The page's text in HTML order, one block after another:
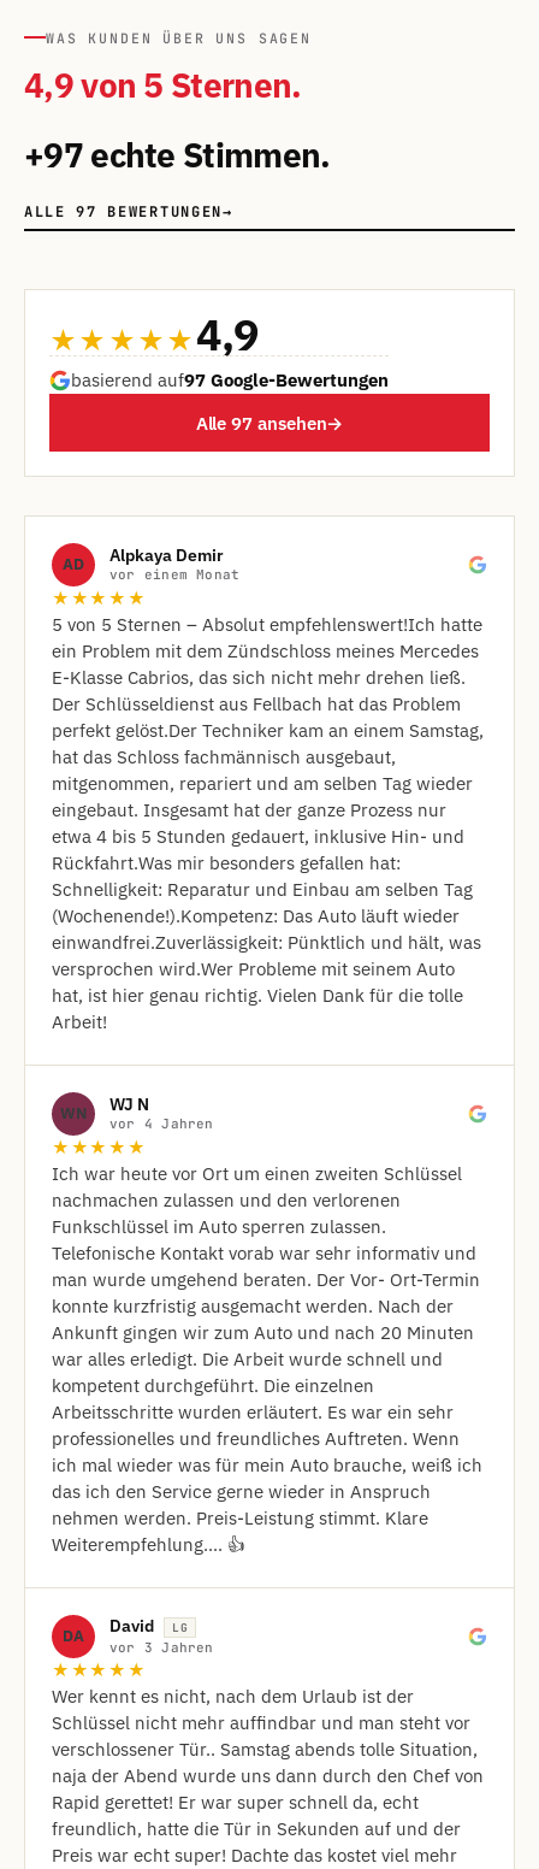
WAS KUNDEN ÜBER UNS SAGEN
4,9 von 5 Sternen.
+97 echte Stimmen.
ALLE 97 BEWERTUNGEN→
★★★★★4,9
basierend auf97 Google-Bewertungen
Alle 97 ansehen→
AD Alpkaya Demir
vor einem Monat
★★★★★
​5 von 5 Sternen – Absolut empfehlenswert! ​Ich hatte
ein Problem mit dem Zündschloss meines Mercedes
E-Klasse Cabrios, das sich nicht mehr drehen ließ.
Der Schlüsseldienst aus Fellbach hat das Problem
perfekt gelöst. ​Der Techniker kam an einem Samstag,
hat das Schloss fachmännisch ausgebaut,
mitgenommen, repariert und am selben Tag wieder
eingebaut. Insgesamt hat der ganze Prozess nur
etwa 4 bis 5 Stunden gedauert, inklusive Hin- und
Rückfahrt. ​Was mir besonders gefallen hat: ​
Schnelligkeit: Reparatur und Einbau am selben Tag
(Wochenende!). ​Kompetenz: Das Auto läuft wieder
einwandfrei. ​Zuverlässigkeit: Pünktlich und hält, was
versprochen wird. ​Wer Probleme mit seinem Auto
hat, ist hier genau richtig. Vielen Dank für die tolle
Arbeit!
WN WJ N
vor 4 Jahren
★★★★★
Ich war heute vor Ort um einen zweiten Schlüssel
nachmachen zulassen und den verlorenen
Funkschlüssel im Auto sperren zulassen.
Telefonische Kontakt vorab war sehr informativ und
man wurde umgehend beraten. Der Vor- Ort-Termin
konnte kurzfristig ausgemacht werden. Nach der
Ankunft gingen wir zum Auto und nach 20 Minuten
war alles erledigt. Die Arbeit wurde schnell und
kompetent durchgeführt. Die einzelnen
Arbeitsschritte wurden erläutert. Es war ein sehr
professionelles und freundliches Auftreten. Wenn
ich mal wieder was für mein Auto brauche, weiß ich
das ich den Service gerne wieder in Anspruch
nehmen werden. Preis-Leistung stimmt. Klare
Weiterempfehlung.... 👍
DA David LG
vor 3 Jahren
★★★★★
Wer kennt es nicht, nach dem Urlaub ist der
Schlüssel nicht mehr auffindbar und man steht vor
verschlossener Tür.. Samstag abends tolle Situation,
naja der Abend wurde uns dann durch den Chef von
Rapid gerettet! Er war super schnell da, echt
freundlich, hatte die Tür in Sekunden auf und der
Preis war echt super! Dachte das kostet viel mehr